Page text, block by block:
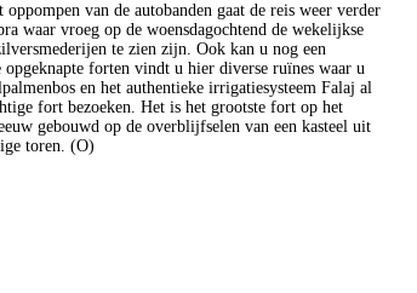
van de autobanden gaat de reis weer verder
waar vroeg op de woensdagochtend de wekelijkse
te zien zijn. Ook kan u nog een
forten vindt u hier diverse ruïnes waar u
en het authentieke irrigatiesysteem Falaj al
fort bezoeken. Het is het grootste fort op het
gebouwd op de overblijfselen van een kasteel uit
toren. (O)